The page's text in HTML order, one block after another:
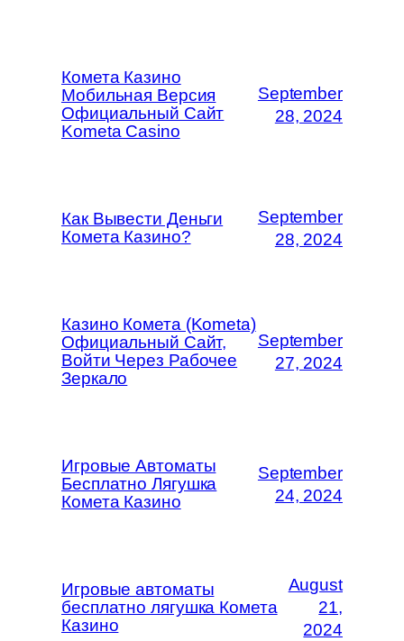
Комета Казино
Мобильная Версия
Официальный Сайт
Kometa Casino
September
28, 2024
Как Вывести Деньги
Комета Казино?
September
28, 2024
Казино Комета (Kometa)
Официальный Сайт,
Войти Через Рабочее
Зеркало
September
27, 2024
Игровые Автоматы
Бесплатно Лягушка
Комета Казино
September
24, 2024
Игровые автоматы
бесплатно лягушка Комета
Казино
August
21,
2024